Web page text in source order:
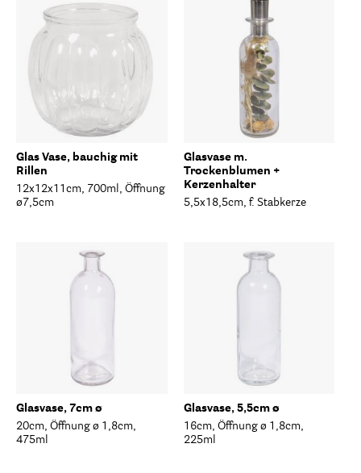
Glas Vase, bauchig mit
Rillen
12x12x11cm, 700ml, Öffnung
ø7,5cm
Glasvase m.
Trockenblumen +
Kerzenhalter
5,5x18,5cm, f. Stabkerze
Glasvase, 7cm ø
20cm, Öffnung ø 1,8cm,
475ml
Glasvase, 5,5cm ø
16cm, Öffnung ø 1,8cm,
225ml